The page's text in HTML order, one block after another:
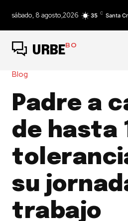
sábado, 8 agosto,2026 35 C Santa
URBEBO
Blog
Padre a
de hasta
su
trabajo